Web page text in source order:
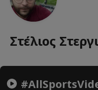
Στέλιος